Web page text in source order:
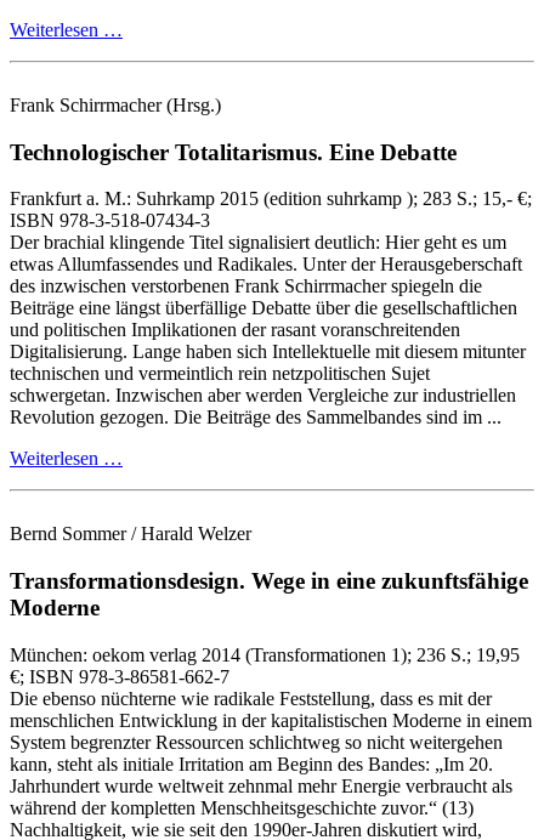
Weiterlesen …
Frank Schirrmacher(Hrsg.)
Technologischer Totalitarismus. Eine Debatte
Frankfurt a. M.: Suhrkamp 2015 (edition suhrkamp ); 283 S.; 15,- €;
ISBN 978-3-518-07434-3
Der brachial klingende Titel signalisiert deutlich: Hier geht es um
etwas Allumfassendes und Radikales. Unter der Herausgeberschaft
des inzwischen verstorbenen Frank Schirrmacher spiegeln die
Beiträge eine längst überfällige Debatte über die gesellschaftlichen
und politischen Implikationen der rasant voranschreitenden
Digitalisierung. Lange haben sich Intellektuelle mit diesem mitunter
technischen und vermeintlich rein netzpolitischen Sujet
schwergetan. Inzwischen aber werden Vergleiche zur industriellen
Revolution gezogen. Die Beiträge des Sammelbandes sind im ...
Weiterlesen …
Bernd Sommer / Harald Welzer
Transformationsdesign. Wege in eine zukunftsfähige
Moderne
München: oekom verlag 2014 (Transformationen 1); 236 S.; 19,95
€; ISBN 978-3-86581-662-7
Die ebenso nüchterne wie radikale Feststellung, dass es mit der
menschlichen Entwicklung in der kapitalistischen Moderne in einem
System begrenzter Ressourcen schlichtweg so nicht weitergehen
kann, steht als initiale Irritation am Beginn des Bandes: „Im 20.
Jahrhundert wurde weltweit zehnmal mehr Energie verbraucht als
während der kompletten Menschheitsgeschichte zuvor.“ (13)
Nachhaltigkeit, wie sie seit den 1990er‑Jahren diskutiert wird,